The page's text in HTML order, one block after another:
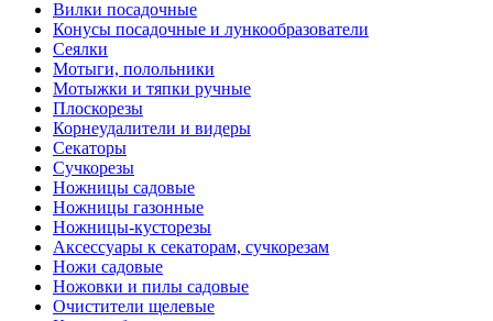
Вилки посадочные
Конусы посадочные и лункообразователи
Сеялки
Мотыги, полольники
Мотыжки и тяпки ручные
Плоскорезы
Корнеудалители и видеры
Секаторы
Сучкорезы
Ножницы садовые
Ножницы газонные
Ножницы-кусторезы
Аксессуары к секаторам, сучкорезам
Ножи садовые
Ножовки и пилы садовые
Очистители щелевые